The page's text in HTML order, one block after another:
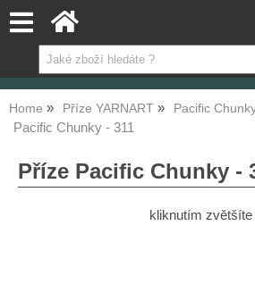
Home Příze YARNART Pacific
Pacific Chunky - 311
Příze Pacific Chunky -
kliknutím zvětšíte